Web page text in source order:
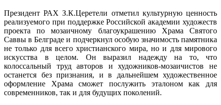
Президент РАХ З.К.Церетели отметил культурную ценность
реализуемого при поддержке Российской академии художеств
проекта по мозаичному благоукрашению Храма Святого
Саввы в Белграде и подчеркнул особую значимость памятника
не только для всего христианского мира, но и для мирового
искусства в целом. Он выразил надежду на то, что
колоссальный труд авторов и художников-мозаичистов не
останется без признания, и в дальнейшем художественное
оформление Храма сможет послужить эталоном как для
современников, так и для будущих поколений.